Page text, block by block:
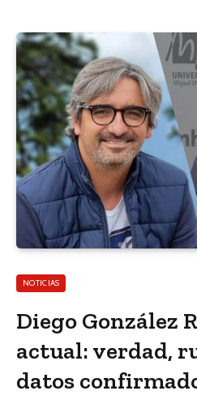
NOTICIAS
Diego González
actual: verdad,
datos